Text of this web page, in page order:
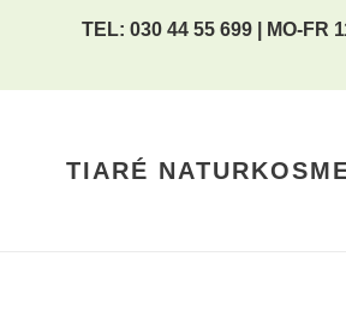
TEL: 030 44 55 699 | MO-
TIARÉ